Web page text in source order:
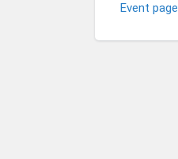
Event page